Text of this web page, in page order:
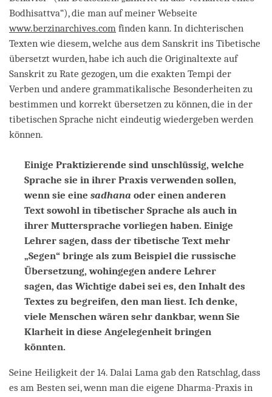
Bodhisattva“), die man auf meiner Webseite
www.berzinarchives.com finden kann. In dichterischen
Texten wie diesem, welche aus dem Sanskrit ins Tibetische
übersetzt wurden, habe ich auch die Originaltexte auf
Sanskrit zu Rate gezogen, um die exakten Tempi der
Verben und andere grammatikalische Besonderheiten zu
bestimmen und korrekt übersetzen zu können, die in der
tibetischen Sprache nicht eindeutig wiedergeben werden
können.
Einige Praktizierende sind unschlüssig, welche
Sprache sie in ihrer Praxis verwenden sollen,
wenn sie eine sadhana oder einen anderen
Text sowohl in tibetischer Sprache als auch in
ihrer Muttersprache vorliegen haben. Einige
Lehrer sagen, dass der tibetische Text mehr
„Segen“ bringe als zum Beispiel die russische
Übersetzung, wohingegen andere Lehrer
sagen, das Wichtige dabei sei es, den Inhalt des
Textes zu begreifen, den man liest. Ich denke,
viele Menschen wären sehr dankbar, wenn Sie
Klarheit in diese Angelegenheit bringen
könnten.
Seine Heiligkeit der 14. Dalai Lama gab den Ratschlag, dass
es am Besten sei, wenn man die eigene Dharma-Praxis in